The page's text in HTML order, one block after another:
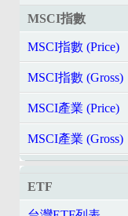
MSCI指數
MSCI指數 (Price)
MSCI指數 (Gross)
MSCI產業 (Price)
MSCI產業 (Gross)
ETF